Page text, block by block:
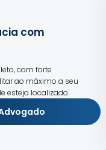
com
com forte
ao máximo a seu
esteja localizado.